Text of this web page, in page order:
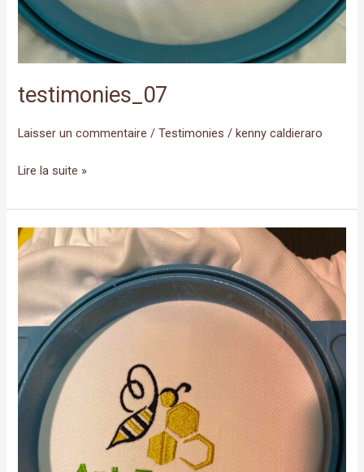
testimonies_07
Laisser un commentaire /Testimonies /kenny caldieraro
Lire la suite »
testimonies_06